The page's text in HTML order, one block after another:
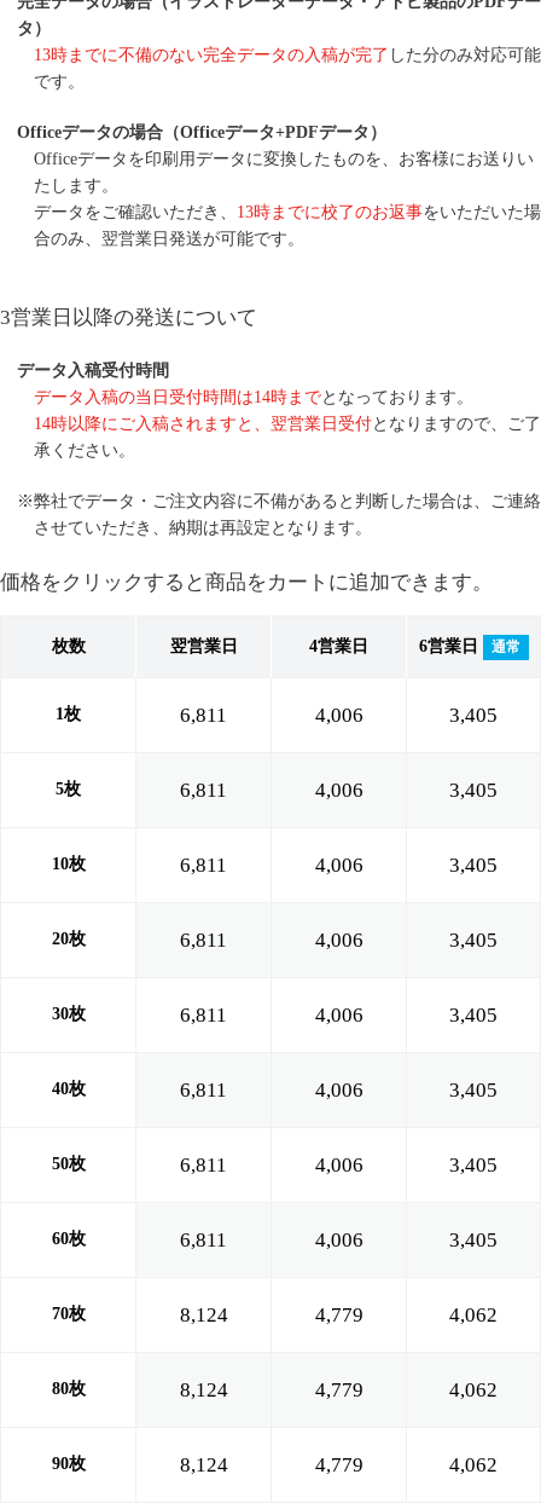
タ）
13時までに不備のない完全データの入稿が完了 した分のみ対応可能
です。
Officeデータの場合（Officeデータ+PDFデータ）
Officeデータを印刷用データに変換したものを、お客様にお送りい
たします。
データをご確認いただき、 13時までに校了のお返事をいただいた場
合のみ、翌営業日発送が可能です。
3営業日以降の発送について
データ入稿受付時間
データ入稿の当日受付時間は14時までとなっております。
14時以降にご入稿されますと、翌営業日受付となりますので、ご了
承ください。
※弊社でデータ・ご注文内容に不備があると判断した場合は、ご連絡
させていただき、納期は再設定となります。
価格をクリックすると商品をカートに追加できます。
枚数 翌営業日 4営業日 6営業日 通常
1枚 6,811 4,006 3,405
5枚 6,811 4,006 3,405
10枚 6,811 4,006 3,405
20枚 6,811 4,006 3,405
30枚 6,811 4,006 3,405
40枚 6,811 4,006 3,405
50枚 6,811 4,006 3,405
60枚 6,811 4,006 3,405
70枚 8,124 4,779 4,062
80枚 8,124 4,779 4,062
90枚 8,124 4,779 4,062